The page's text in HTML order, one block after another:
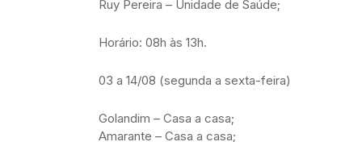
Ruy Pereira – Unidade de Saúde;
Horário: 08h às 13h.
03 a 14/08 (segunda a sexta-feira)
Golandim – Casa a casa;
Amarante – Casa a casa;